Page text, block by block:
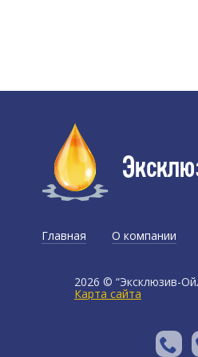
Главная О компании
2026 © “Эксклюзив-
Карта сайта